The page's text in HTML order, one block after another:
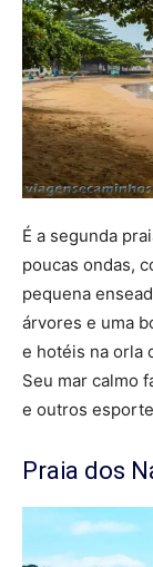
É a segunda
poucas ondas,
pequena
árvores e uma
e hotéis na orla
Seu mar calmo
e outros
Praia dos